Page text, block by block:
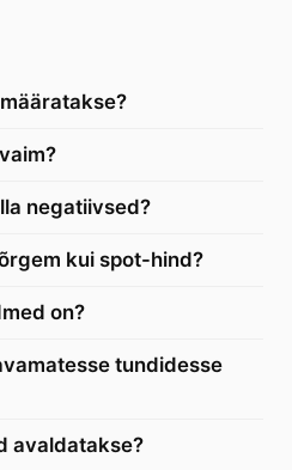
negatiivsed?
kui spot-hind?
on?
tundidesse
avaldatakse?